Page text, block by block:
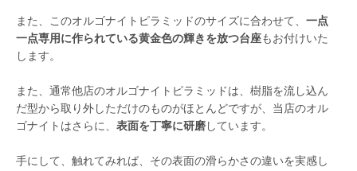
また、このオルゴナイトピラミッドのサイズに合わせて、 一点
一点専用に作られている黄金色の輝きを放つ台座もお付けいた
します。
また、通常他店のオルゴナイトピラミッドは、樹脂を流し込ん
だ型から取り外しただけのものがほとんどですが、当店のオル
ゴナイトはさらに、 表面を丁寧に研磨しています。
手にして、触れてみれば、その表面の滑らかさの違いを実感し